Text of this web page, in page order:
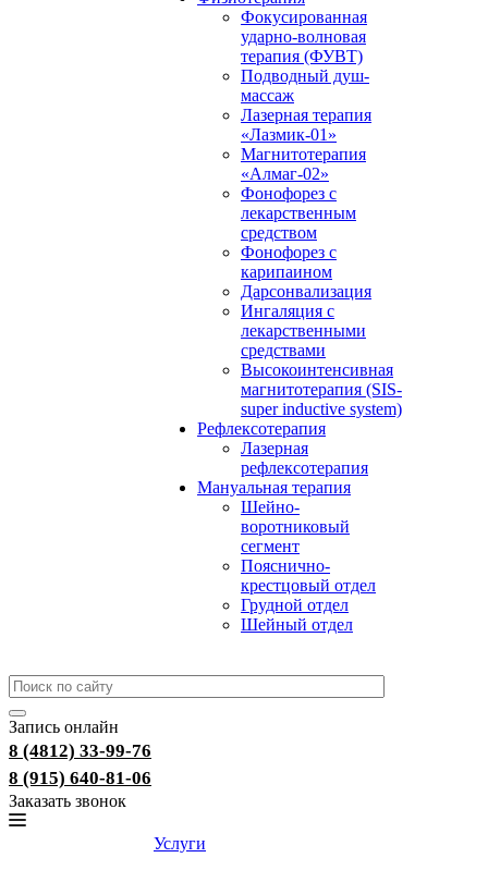
Фокусированная
ударно-волновая
терапия (ФУВТ)
Подводный душ-
массаж
Лазерная терапия
«Лазмик-01»
Магнитотерапия
«Алмаг-02»
Фонофорез с
лекарственным
средством
Фонофорез с
карипаином
Дарсонвализация
Ингаляция с
лекарственными
средствами
Высокоинтенсивная
магнитотерапия (SIS-
super inductive system)
Рефлексотерапия
Лазерная
рефлексотерапия
Мануальная терапия
Шейно-
воротниковый
сегмент
Пояснично-
крестцовый отдел
Грудной отдел
Шейный отдел
Запись онлайн
8 (4812) 33-99-76
8 (915) 640-81-06
Заказать звонок
Услуги